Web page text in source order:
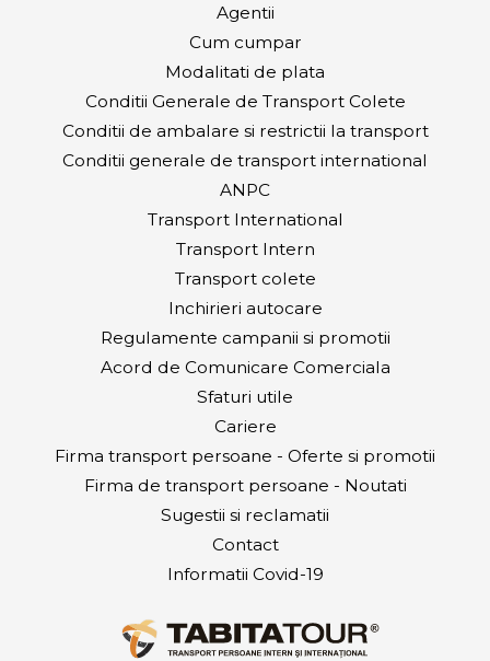
Agentii
Cum cumpar
Modalitati de plata
Conditii Generale de Transport Colete
Conditii de ambalare si restrictii la transport
Conditii generale de transport international
ANPC
Transport International
Transport Intern
Transport colete
Inchirieri autocare
Regulamente campanii si promotii
Acord de Comunicare Comerciala
Sfaturi utile
Cariere
Firma transport persoane - Oferte si promotii
Firma de transport persoane - Noutati
Sugestii si reclamatii
Contact
Informatii Covid-19